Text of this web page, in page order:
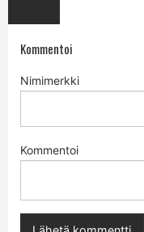
Kommentoi
Nimimerkki
Kommentoi